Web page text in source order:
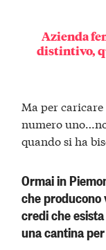
Azienda
distintivo,
Ma per
numero
quando si ha
Ormai in
che producono
credi che
una cantina